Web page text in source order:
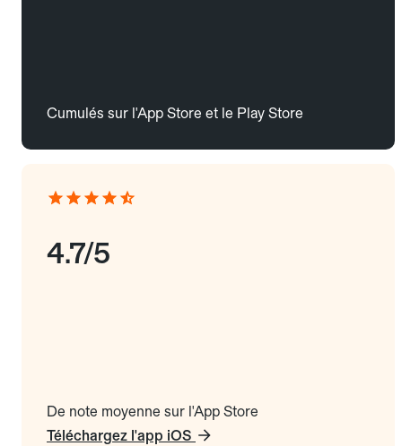
Cumulés sur l'App Store et le Play Store
4.7/5
De note moyenne sur l'App Store
Téléchargez l'app iOS